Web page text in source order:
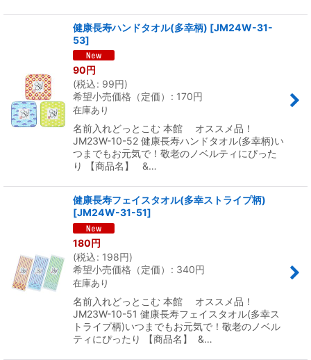
健康長寿ハンドタオル(多幸柄) [JM24W-31-
53]
90 円
(税込: 99円)
希望小売価格（定価）
: 170円
在庫あり
名前入れどっとこむ 本館 オススメ品！
JM23W-10-52 健康長寿ハンドタオル(多幸柄)い
つまでもお元気で！敬老のノベルティにぴった
り 【商品名】 &…
健康長寿フェイスタオル(多幸ストライプ柄)
[JM24W-31-51]
180円
(税込: 198円)
希望小売価格（定価）
: 340円
在庫あり
名前入れどっとこむ 本館 オススメ品！
JM23W-10-51 健康長寿フェイスタオル(多幸ス
トライプ柄)いつまでもお元気で！敬老のノベル
ティにぴったり 【商品名】 &…